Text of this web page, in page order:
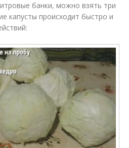
банки, можно взять три
капусты происходит быстро и